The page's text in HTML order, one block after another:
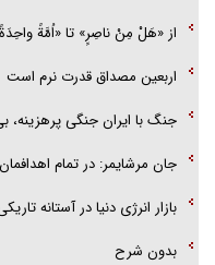
از «هَلْ مِنْ ناصِرٍ» تا «اُمَّةً
اربعین مصداق قدرت نرم است
جنگ با ایران جنگی پرهزینه،
جان مرشایمر: در تمام
بازار انرژی دنیا در آستانه
بدون شرح